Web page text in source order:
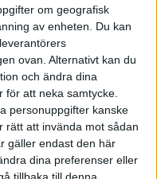
om geografisk
av enheten. Du kan
ovan. Alternativt kan du
och ändra dina
för att neka samtycke.
personuppgifter kanske
rätt att invända mot sådan
gäller endast den här
dina preferenser eller